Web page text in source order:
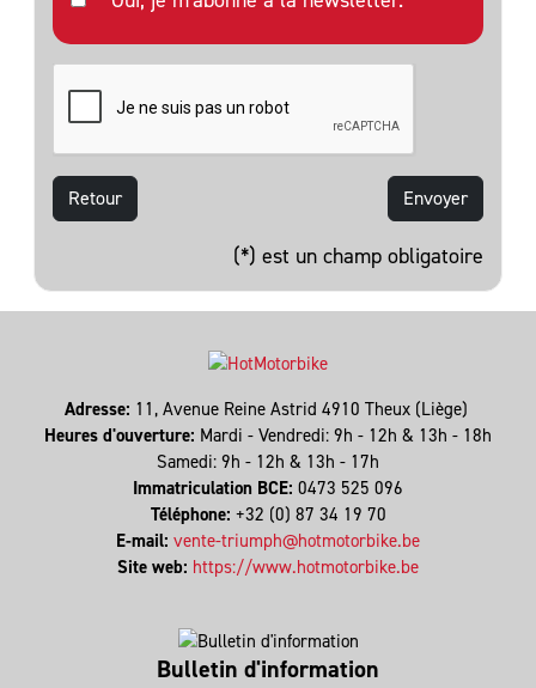
Retour
(*) est un champ obligatoire
Adresse: 11, Avenue Reine Astrid 4910 Theux (Liège)
Heures d'ouverture: Mardi - Vendredi: 9h - 12h & 13h - 18h
Samedi: 9h - 12h & 13h - 17h
Immatriculation BCE: 0473 525 096
Téléphone: +32 (0) 87 34 19 70
E-mail: vente-triumph@hotmotorbike.be
Site web: https://www.hotmotorbike.be
Bulletin d'information